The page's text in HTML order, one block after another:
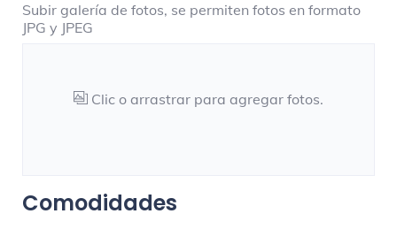
Subir galería de fotos, se permiten fotos en formato
JPG y JPEG
Clic o arrastrar para agregar fotos.
Comodidades